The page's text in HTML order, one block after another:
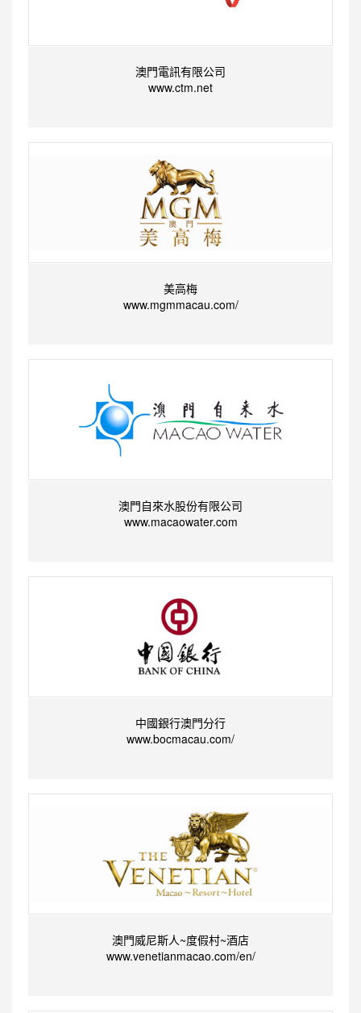
澳門電訊有限公司
www.ctm.net
美高梅
www.mgmmacau.com/
澳門自來水股份有限公司
www.macaowater.com
中國銀行澳門分行
www.bocmacau.com/
澳門威尼斯人~度假村~酒店
www.venetianmacao.com/en/